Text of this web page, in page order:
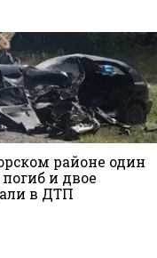
районе один
и двое
в ДТП